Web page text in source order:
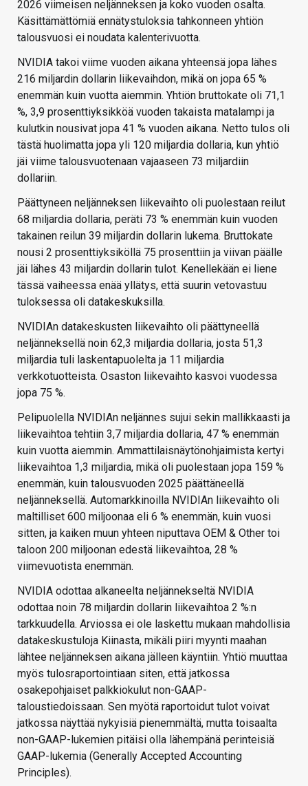
2026 viimeisen neljänneksen ja koko vuoden osalta.
Käsittämättömiä ennätystuloksia tahkonneen yhtiön
talousvuosi ei noudata kalenterivuotta.
NVIDIA takoi viime vuoden aikana yhteensä jopa lähes
216 miljardin dollarin liikevaihdon, mikä on jopa 65 %
enemmän kuin vuotta aiemmin. Yhtiön bruttokate oli 71,1
%, 3,9 prosenttiyksikköä vuoden takaista matalampi ja
kulutkin nousivat jopa 41 % vuoden aikana. Netto tulos oli
tästä huolimatta jopa yli 120 miljardia dollaria, kun yhtiö
jäi viime talousvuotenaan vajaaseen 73 miljardiin
dollariin.
Päättyneen neljänneksen liikevaihto oli puolestaan reilut
68 miljardia dollaria, peräti 73 % enemmän kuin vuoden
takainen reilun 39 miljardin dollarin lukema. Bruttokate
nousi 2 prosenttiyksiköllä 75 prosenttiin ja viivan päälle
jäi lähes 43 miljardin dollarin tulot. Kenellekään ei liene
tässä vaiheessa enää yllätys, että suurin vetovastuu
tuloksessa oli datakeskuksilla.
NVIDIAn datakeskusten liikevaihto oli päättyneellä
neljänneksellä noin 62,3 miljardia dollaria, josta 51,3
miljardia tuli laskentapuolelta ja 11 miljardia
verkkotuotteista. Osaston liikevaihto kasvoi vuodessa
jopa 75 %.
Pelipuolella NVIDIAn neljännes sujui sekin mallikkaasti ja
liikevaihtoa tehtiin 3,7 miljardia dollaria, 47 % enemmän
kuin vuotta aiemmin. Ammattilaisnäytönohjaimista kertyi
liikevaihtoa 1,3 miljardia, mikä oli puolestaan jopa 159 %
enemmän, kuin talousvuoden 2025 päättäneellä
neljänneksellä. Automarkkinoilla NVIDIAn liikevaihto oli
maltilliset 600 miljoonaa eli 6 % enemmän, kuin vuosi
sitten, ja kaiken muun yhteen niputtava OEM & Other toi
taloon 200 miljoonan edestä liikevaihtoa, 28 %
viimevuotista enemmän.
NVIDIA odottaa alkaneelta neljännekseltä NVIDIA
odottaa noin 78 miljardin dollarin liikevaihtoa 2 %:n
tarkkuudella. Arviossa ei ole laskettu mukaan mahdollisia
datakeskustuloja Kiinasta, mikäli piiri myynti maahan
lähtee neljänneksen aikana jälleen käyntiin. Yhtiö muuttaa
myös tulosraportointiaan siten, että jatkossa
osakepohjaiset palkkiokulut non-GAAP-
taloustiedoissaan. Sen myötä raportoidut tulot voivat
jatkossa näyttää nykyisiä pienemmältä, mutta toisaalta
non-GAAP-lukemien pitäisi olla lähempänä perinteisiä
GAAP-lukemia (Generally Accepted Accounting
Principles).